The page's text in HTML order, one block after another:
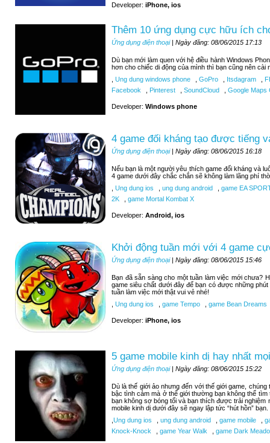
Developer: iPhone, ios
Thêm 10 ứng dụng cực hữu ích
Ứng dụng điện thoại| Ngày đăng: 08/06/2015 17:13
Dù bạn mới làm quen với hệ điều hành Windows
hơn cho chiếc di động của mình thì bạn cũng nên cài
Ung dung windows phone GoPro Itsdagram
Facebook
Pinterest SoundCloud Google Maps
Developer: Windows phone
4 game đối kháng tạo được tiếng
Ứng dụng điện thoại| Ngày đăng: 08/06/2015 16:18
Nếu bạn là một người yêu thích game đối kháng và
4 game dưới đây chắc chắn sẽ không làm lãng phí
Ung dung ios ung dung android
game EA
2K
game Mortal Kombat X
Developer: Android, ios
Khởi động tuần mới với 4 game
Ứng dụng điện thoại| Ngày đăng: 08/06/2015 15:46
Bạn đã sẵn sàng cho một tuần làm việc mới chưa?
game siêu chất dưới đây để bạn có được những
tuần làm việc mới thật vui vẻ nhé!
Ung dung ios game Tempo game Bean Dreams
Developer: iPhone, ios
5 game mobile kinh dị hay nhất
Ứng dụng điện thoại| Ngày đăng: 08/06/2015 15:22
Dù là thế giới ảo nhưng đến với thế giới game,
bậc tình cảm mà ở thế giới thường bạn không thể
bạn không sợ bóng tối và bạn thích được trải
mobile kinh dị dưới đây sẽ ngay lập tức “hút hồn” bạn.
Ung dung ios ung dung android game mobile
Knock-Knock
game Year Walk game Dark